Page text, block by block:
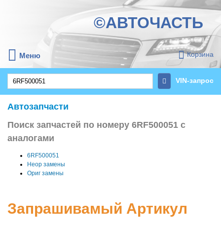
©АВТОЧАСТЬ
Меню Корзина
VIN-запрос
Автозапчасти
Поиск запчастей по номеру 6RF500051 с
аналогами
6RF500051
Неор замены
Ориг замены
Запрашивамый Артикул